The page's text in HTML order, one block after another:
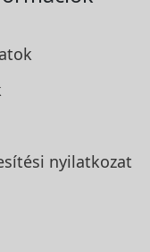
nyilatkozat